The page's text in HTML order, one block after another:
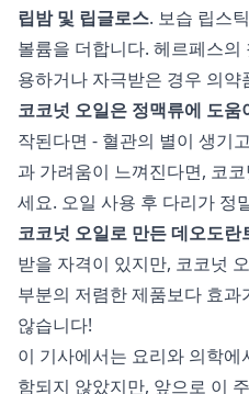
립밤 및 립글로스. 보습 립스
볼륨을 더합니다. 헤르페스
용하거나 자극받은 경우 의
코코넛 오일은 정맥류에 도움
작된다면 - 혈관의 별이 생기
과 가려움이 느껴진다면, 코
세요. 오일 사용 후 다리가 정
코코넛 오일로 만든 데오도란
받을 자격이 있지만, 코코넛
부분의 저렴한 제품보다 효
않습니다!
이 기사에서는 요리와 의학
함되지 않았지만, 앞으로 이